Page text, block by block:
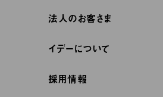
法人のお客さま
イデーについて
採用情報